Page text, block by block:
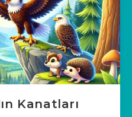
Kanatları